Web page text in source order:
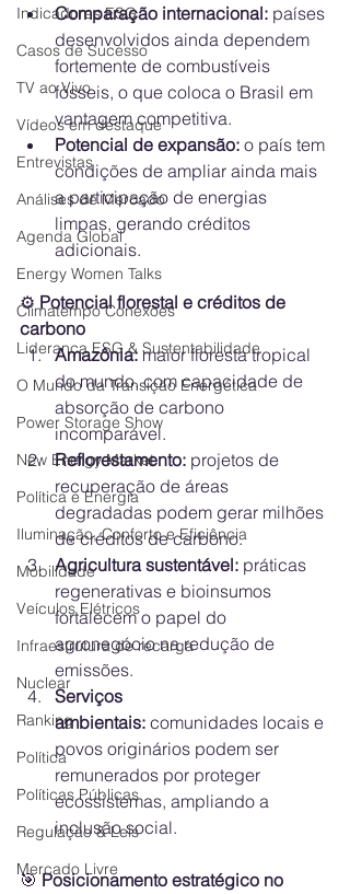
Indicadores ESG
Casos de Sucesso
TV ao Vivo
Vídeos em destaque
Entrevistas
Análises de Mercado
Agenda Global
Energy Women Talks
Climatempo Conexões
Liderança ESG & Sustentabilidade
O Mundo da Transição Energética
Power Storage Show
New Energy Market
Política e Energia
Iluminação, Conforto e Eficiência
Mobilidade
Veículos Elétricos
Infraestrutura de recarga
Nuclear
Ranking
Política
Políticas Públicas
Regulação & Leis
Mercado Livre
Comparação internacional: países
desenvolvidos ainda dependem
fortemente de combustíveis
fósseis, o que coloca o Brasil em
vantagem competitiva.
Potencial de expansão: o país tem
condições de ampliar ainda mais
a participação de energias
limpas, gerando créditos
adicionais.
⚙️ Potencial florestal e créditos de
carbono
Amazônia: maior floresta tropical
do mundo, com capacidade de
absorção de carbono
incomparável.
Reflorestamento: projetos de
recuperação de áreas
degradadas podem gerar milhões
de créditos de carbono.
Agricultura sustentável: práticas
regenerativas e bioinsumos
fortalecem o papel do
agronegócio na redução de
emissões.
Serviços
ambientais: comunidades locais e
povos originários podem ser
remunerados por proteger
ecossistemas, ampliando a
inclusão social.
🎯 Posicionamento estratégico no